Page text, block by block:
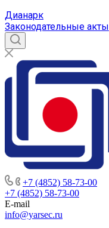
Дианарк
Законодательные акты
+7 (4852) 58-73-00
+7 (4852) 58-73-00
E-mail
info@yarsec.ru